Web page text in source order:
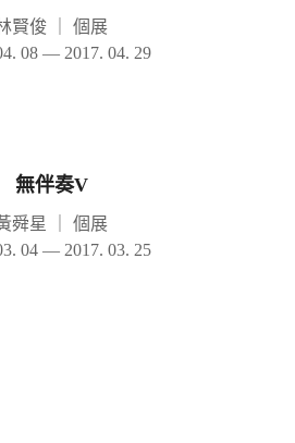
賢俊
個展
08 — 2017. 04. 29
無伴奏V
舜星
個展
04 — 2017. 03. 25